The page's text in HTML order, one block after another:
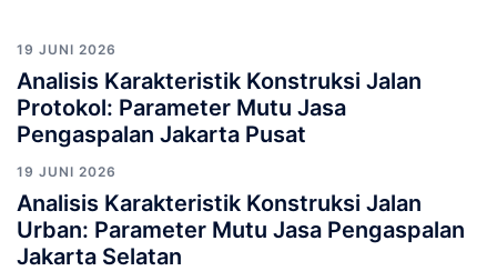
19 JUNI 2026
Analisis Karakteristik Konstruksi Jalan
Protokol: Parameter Mutu Jasa
Pengaspalan Jakarta Pusat
19 JUNI 2026
Analisis Karakteristik Konstruksi Jalan
Urban: Parameter Mutu Jasa Pengaspalan
Jakarta Selatan